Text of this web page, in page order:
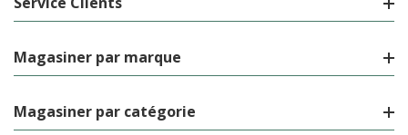
Magasiner par marque
Magasiner par catégorie